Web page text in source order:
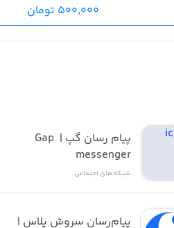
500,000 تومان
پیام رسان گپ | Gap
messenger
شبکه‌های اجتماعی